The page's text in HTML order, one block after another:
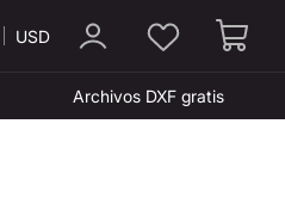
USD
Archivos DXF gratis